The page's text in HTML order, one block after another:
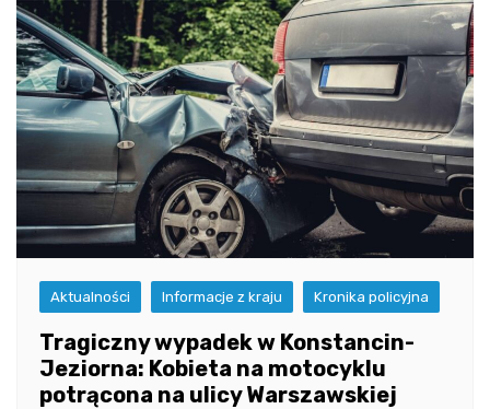
Aktualności Informacje z kraju Kronika policyjna
Tragiczny wypadek w Konstancin-
Jeziorna: Kobieta na motocyklu
potrącona na ulicy Warszawskiej